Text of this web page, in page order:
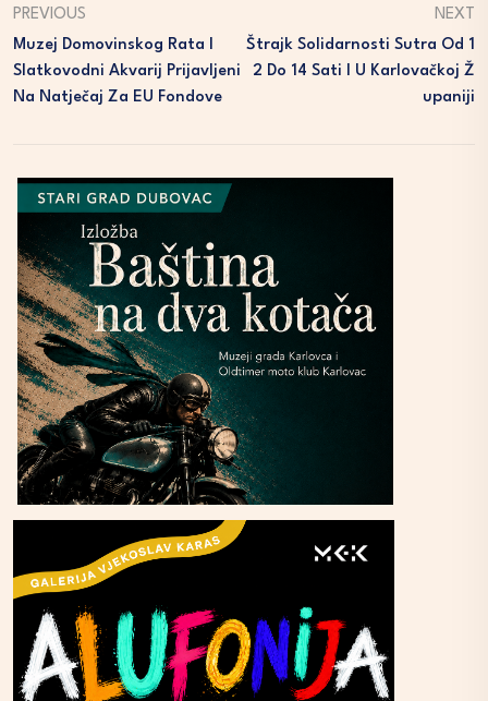
PREVIOUS
Muzej Domovinskog Rata I
Slatkovodni Akvarij Prijavljeni
Na Natječaj Za EU Fondove
NEXT
Štrajk Solidarnosti Sutra Od 1
2 Do 14 Sati I U Karlovačkoj Ž
Upaniji